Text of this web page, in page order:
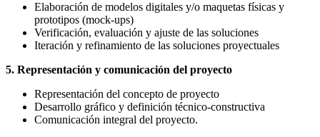
Elaboración de modelos digitales y/o maquetas físicas y
prototipos (mock-ups)
Verificación, evaluación y ajuste de las soluciones
Iteración y refinamiento de las soluciones proyectuales
5. Representación y comunicación del proyecto
Representación del concepto de proyecto
Desarrollo gráfico y definición técnico-constructiva
Comunicación integral del proyecto.